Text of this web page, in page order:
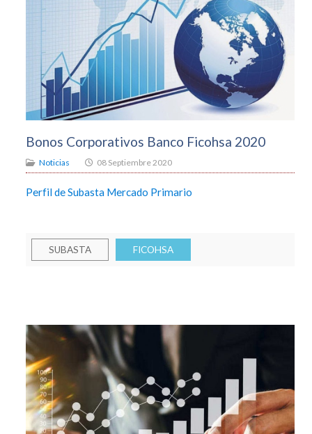
Bonos Corporativos Banco Ficohsa 2020
Noticias 08 Septiembre 2020
Perfil de Subasta Mercado Primario
SUBASTA FICOHSA